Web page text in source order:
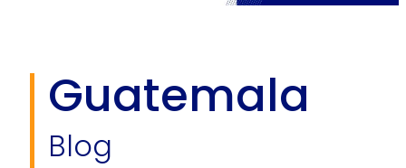
Guatemala
Blog